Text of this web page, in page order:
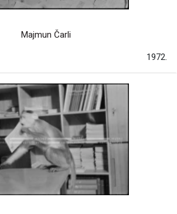
Majmun Čarli
1972.